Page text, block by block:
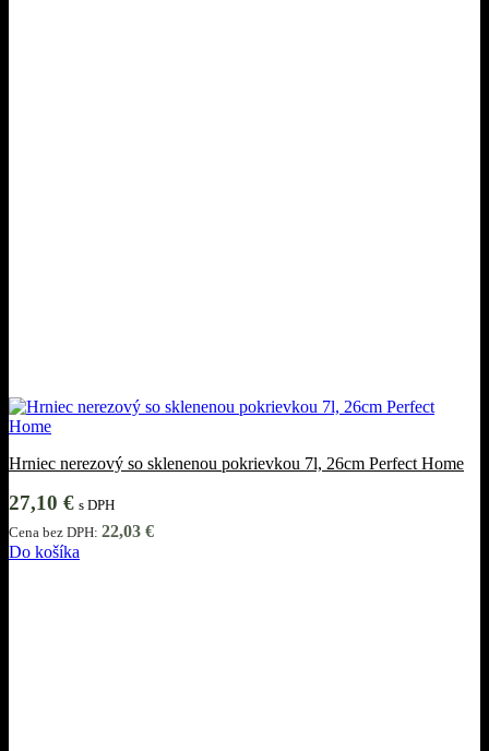
Hrniec nerezový so sklenenou pokrievkou 7l, 26cm Perfect Home
27,10 € s DPH
Cena bez DPH: 22,03 €
Do košíka